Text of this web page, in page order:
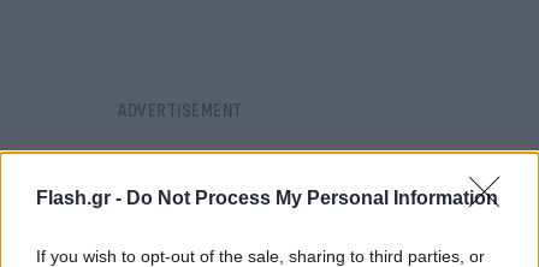
Flash.gr - Do Not Process My Personal Information
If you wish to opt-out of the sale, sharing to third parties, or